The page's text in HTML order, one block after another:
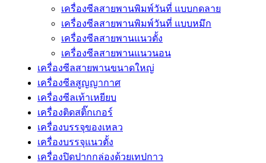
เครื่องซีลสายพานพิมพ์วันที่ แบบกดลาย
เครื่องซีลสายพานพิมพ์วันที่ แบบหมึก
เครื่องซีลสายพานแนวตั้ง
เครื่องซีลสายพานแนวนอน
เครื่องซีลสายพานขนาดใหญ่
เครื่องซีลสูญญากาศ
เครื่องซีลเท้าเหยียบ
เครื่องติดสติ๊กเกอร์
เครื่องบรรจุของเหลว
เครื่องบรรจุแนวตั้ง
เครื่องปิดปากกล่องด้วยเทปกาว